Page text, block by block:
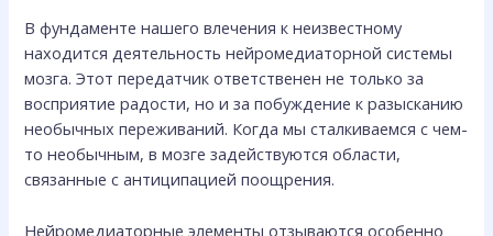
В фундаменте нашего влечения к неизвестному
находится деятельность нейромедиаторной системы
мозга. Этот передатчик ответственен не только за
восприятие радости, но и за побуждение к разысканию
необычных переживаний. Когда мы сталкиваемся с чем-
то необычным, в мозге задействуются области,
связанные с антиципацией поощрения.
Нейромедиаторные элементы отзываются особенно